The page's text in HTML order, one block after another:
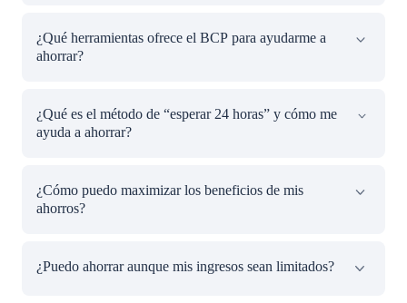
de cuenta y clasificarlos en necesarios, opcionales y
superfluos. Al hacerlo, podrás priorizar tus necesidades y
¿Qué herramientas ofrece el BCP para ayudarme a
ahorrar?
Ahorro, que te permiten ahorrar de manera automatizada
y obtener intereses en tus ahorros. Warda, por ejemplo, te
¿Qué es el método de “esperar 24 horas” y cómo me
ayuda a ahorrar?
una compra impulsiva, lo que te da tiempo para evaluar si
realmente necesitas el producto. Esta práctica te ayudará a
¿Cómo puedo maximizar los beneficios de mis
ahorros?
dinero ahorrado en productos como lasCuentas de
¿Puedo ahorrar aunque mis ingresos sean limitados?